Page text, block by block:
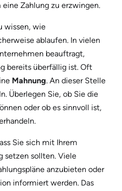
eine Zahlung zu erzwingen.
wissen, wie
ablaufen. In vielen
beauftragt,
bereits überfällig ist. Oft
Mahnung. An dieser Stelle
Überlegen Sie, ob Sie die
oder ob es sinnvoll ist,
Sie sich mit Ihrem
setzen sollten. Viele
anzubieten oder
informiert werden. Das